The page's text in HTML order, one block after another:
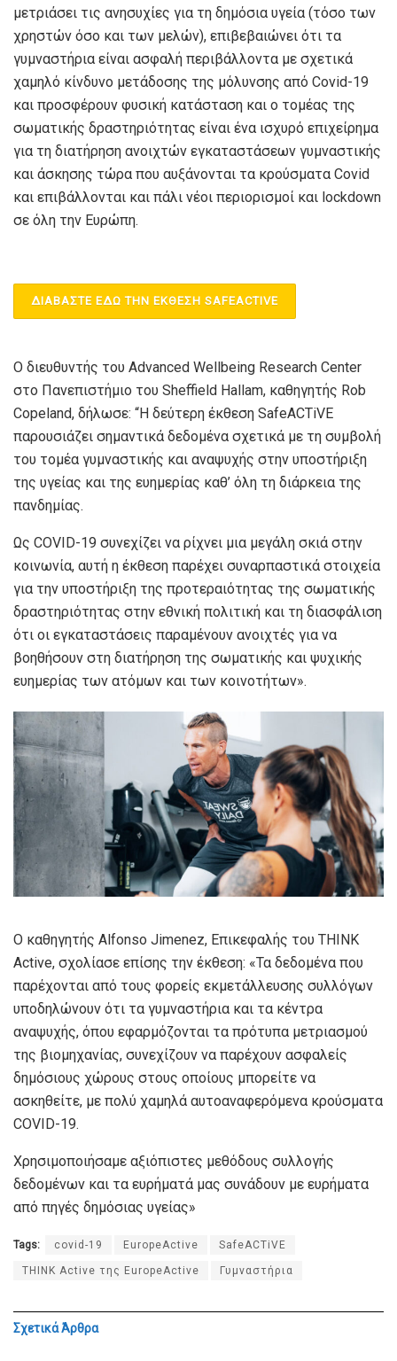
μετριάσει τις ανησυχίες για τη δημόσια υγεία (τόσο των
χρηστών όσο και των μελών), επιβεβαιώνει ότι τα
γυμναστήρια είναι ασφαλή περιβάλλοντα με σχετικά
χαμηλό κίνδυνο μετάδοσης της μόλυνσης από Covid-19
και προσφέρουν φυσική κατάσταση και ο τομέας της
σωματικής δραστηριότητας είναι ένα ισχυρό επιχείρημα
για τη διατήρηση ανοιχτών εγκαταστάσεων γυμναστικής
και άσκησης τώρα που αυξάνονται τα κρούσματα Covid
και επιβάλλονται και πάλι νέοι περιορισμοί και lockdown
σε όλη την Ευρώπη.
ΔΙΑΒΑΣΤΕ ΕΔΩ ΤΗΝ ΕΚΘΕΣΗ SAFEACTIVE
Ο διευθυντής του Advanced Wellbeing Research Center
στο Πανεπιστήμιο του Sheffield Hallam, καθηγητής Rob
Copeland, δήλωσε: “Η δεύτερη έκθεση SafeACTiVE
παρουσιάζει σημαντικά δεδομένα σχετικά με τη συμβολή
του τομέα γυμναστικής και αναψυχής στην υποστήριξη
της υγείας και της ευημερίας καθ’ όλη τη διάρκεια της
πανδημίας.
Ως COVID-19 συνεχίζει να ρίχνει μια μεγάλη σκιά στην
κοινωνία, αυτή η έκθεση παρέχει συναρπαστικά στοιχεία
για την υποστήριξη της προτεραιότητας της σωματικής
δραστηριότητας στην εθνική πολιτική και τη διασφάλιση
ότι οι εγκαταστάσεις παραμένουν ανοιχτές για να
βοηθήσουν στη διατήρηση της σωματικής και ψυχικής
ευημερίας των ατόμων και των κοινοτήτων».
Ο καθηγητής Alfonso Jimenez, Επικεφαλής του THINK
Active, σχολίασε επίσης την έκθεση: «Τα δεδομένα που
παρέχονται από τους φορείς εκμετάλλευσης συλλόγων
υποδηλώνουν ότι τα γυμναστήρια και τα κέντρα
αναψυχής, όπου εφαρμόζονται τα πρότυπα μετριασμού
της βιομηχανίας, συνεχίζουν να παρέχουν ασφαλείς
δημόσιους χώρους στους οποίους μπορείτε να
ασκηθείτε, με πολύ χαμηλά αυτοαναφερόμενα κρούσματα
COVID-19.
Χρησιμοποιήσαμε αξιόπιστες μεθόδους συλλογής
δεδομένων και τα ευρήματά μας συνάδουν με ευρήματα
από πηγές δημόσιας υγείας»
Tags: covid-19 EuropeActive SafeACTiVE
THINK Active της EuropeActive Γυμναστήρια
ΣχετικάΆρθρα